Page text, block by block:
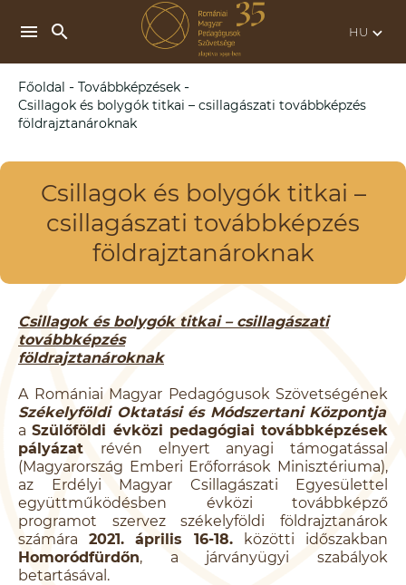
menu search keyboard_arrow_down
Főoldal - Továbbképzések -
Csillagok és bolygók titkai – csillagászati továbbképzés
földrajztanároknak
Csillagok és bolygók titkai –
csillagászati továbbképzés
földrajztanároknak
Csillagok és bolygók titkai – csillagászati
továbbképzés
földrajztanároknak
A Romániai Magyar Pedagógusok Szövetségének
Székelyföldi Oktatási és Módszertani Központja
aSzülőföldi évközi pedagógiai továbbképzések
pályázat révén elnyert anyagi támogatással
(Magyarország Emberi Erőforrások Minisztériuma),
az Erdélyi Magyar Csillagászati Egyesülettel
együttműködésben évközi továbbképző
programot szervez székelyföldi földrajztanárok
számára 2021. április 16-18. közötti időszakban
Homoródfürdőn, a járványügyi szabályok
betartásával.